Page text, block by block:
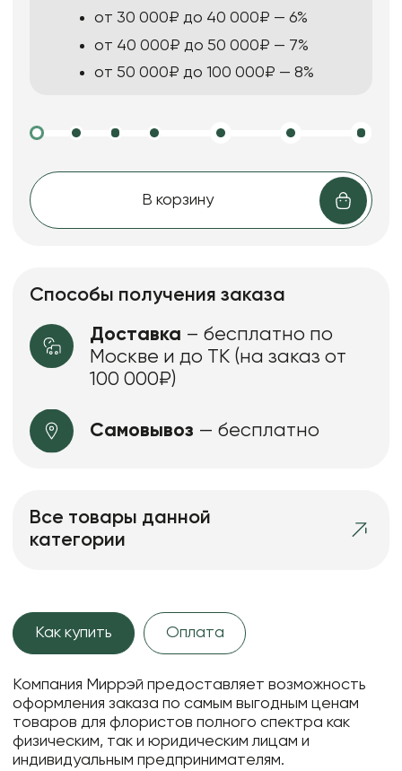
от 30 000₽ до 40 000₽ — 6%
от 40 000₽ до 50 000₽ — 7%
от 50 000₽ до 100 000₽ — 8%
В корзину
Способы получения заказа
Доставка – бесплатно по
Москве и до ТК (на заказ от
100 000₽)
Самовывоз — бесплатно
Все товары данной
категории
Как купить Оплата
Компания Миррэй предоставляет возможность
оформления заказа по самым выгодным ценам
товаров для флористов полного спектра как
физическим, так и юридическим лицам и
индивидуальным предпринимателям.